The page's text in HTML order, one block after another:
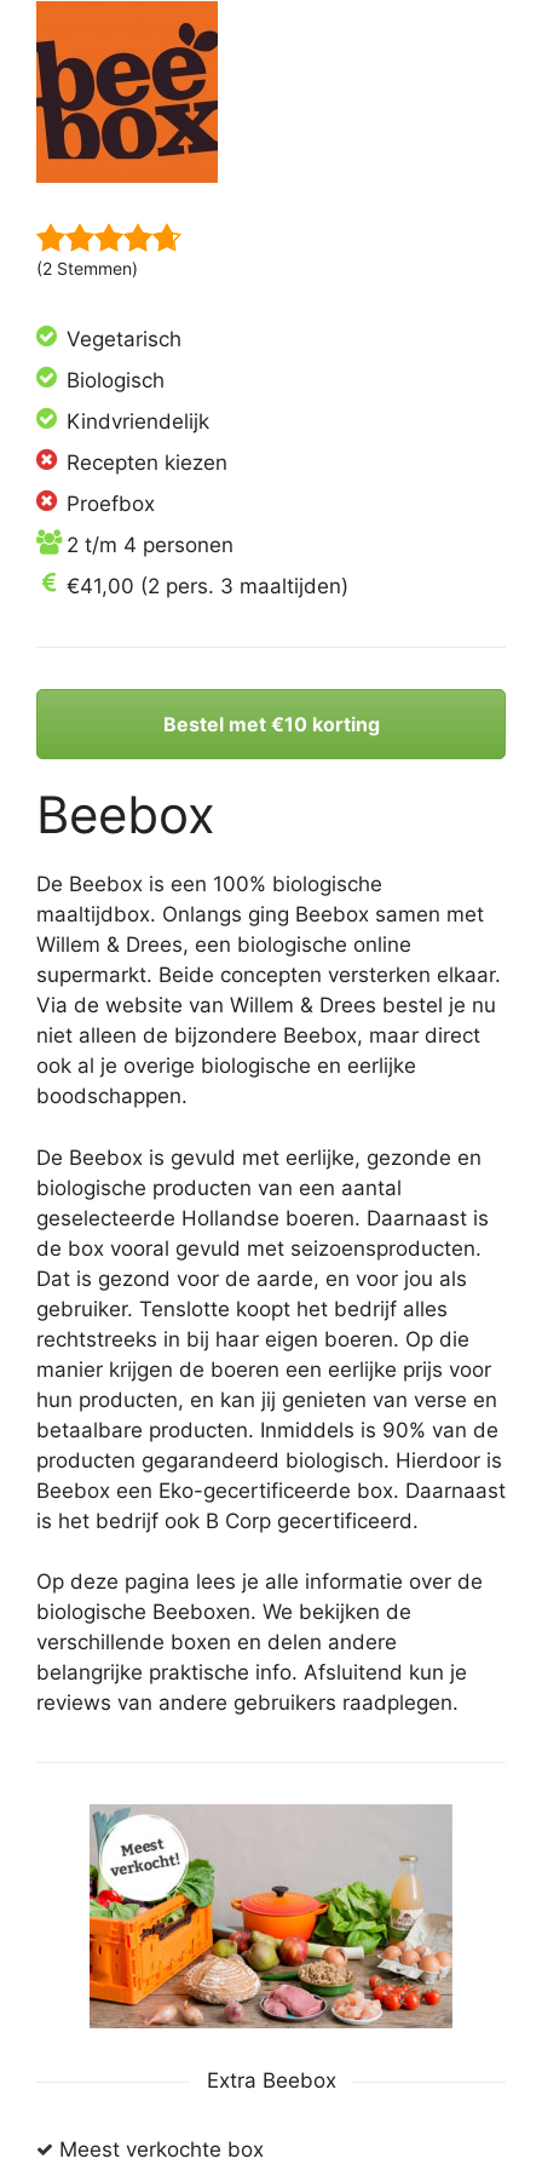
(2 Stemmen)
Vegetarisch
Biologisch
Kindvriendelijk
Recepten kiezen
Proefbox
2 t/m 4 personen
€41,00 (2 pers. 3 maaltijden)
Bestel met €10 korting
Beebox
De Beebox is een 100% biologische
maaltijdbox. Onlangs ging Beebox samen met
Willem & Drees, een biologische online
supermarkt. Beide concepten versterken elkaar.
Via de website van Willem & Drees bestel je nu
niet alleen de bijzondere Beebox, maar direct
ook al je overige biologische en eerlijke
boodschappen.
De Beebox is gevuld met eerlijke, gezonde en
biologische producten van een aantal
geselecteerde Hollandse boeren. Daarnaast is
de box vooral gevuld met seizoensproducten.
Dat is gezond voor de aarde, en voor jou als
gebruiker. Tenslotte koopt het bedrijf alles
rechtstreeks in bij haar eigen boeren. Op die
manier krijgen de boeren een eerlijke prijs voor
hun producten, en kan jij genieten van verse en
betaalbare producten. Inmiddels is 90% van de
producten gegarandeerd biologisch. Hierdoor is
Beebox een Eko-gecertificeerde box. Daarnaast
is het bedrijf ook B Corp gecertificeerd.
Op deze pagina lees je alle informatie over de
biologische Beeboxen. We bekijken de
verschillende boxen en delen andere
belangrijke praktische info. Afsluitend kun je
reviews van andere gebruikers raadplegen.
Extra Beebox
Meest verkochte box